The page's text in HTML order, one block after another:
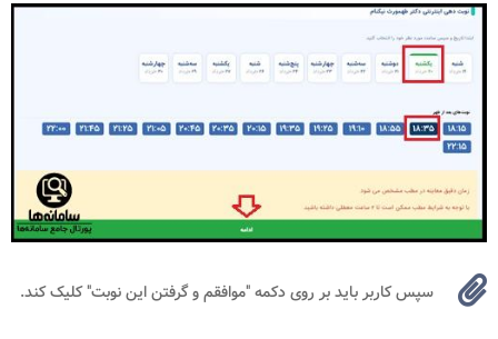
سپس کاربر باید بر روی دکمه "موافقم و گرفتن این نوبت" کلیک کند.